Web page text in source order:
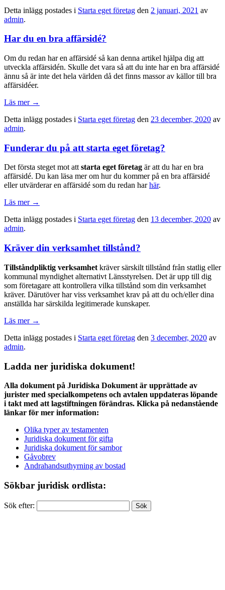
Detta inlägg postades i Starta eget företag den 2 januari, 2021 av
admin.
Har du en bra affärsidé?
Om du redan har en affärsidé så kan denna artikel hjälpa dig att
utveckla affärsidén. Skulle det vara så att du inte har en bra affärsidé
ännu så är inte det hela världen då det finns massor av källor till bra
affärsidéer.
Läs mer →
Detta inlägg postades i Starta eget företag den 23 december, 2020 av
admin.
Funderar du på att starta eget företag?
Det första steget mot attstarta eget företag är att du har en bra
affärsidé. Du kan läsa mer om hur du kommer på en bra affärsidé
eller utvärderar en affärsidé som du redan harhär.
Läs mer →
Detta inlägg postades i Starta eget företag den 13 december, 2020 av
admin.
Kräver din verksamhet tillstånd?
Tillståndpliktig verksamhet kräver särskilt tillstånd från statlig eller
kommunal myndighet alternativt Länsstyrelsen. Det är upp till dig
som företagare att kontrollera vilka tillstånd som din verksamhet
kräver. Därutöver har viss verksamhet krav på att du och/eller dina
anställda har särskilda legitimerade kunskaper.
Läs mer →
Detta inlägg postades i Starta eget företag den 3 december, 2020 av
admin.
Ladda ner juridiska dokument!
Alla dokument på Juridiska Dokument är upprättade av
jurister med specialkompetens och avtalen uppdateras löpande
i takt med att lagstiftningen förändras. Klicka på nedanstående
länkar för mer information:
Olika typer av testamenten
Juridiska dokument för gifta
Juridiska dokument för sambor
Gåvobrev
Andrahandsuthyrning av bostad
Sökbar juridisk ordlista:
Sök efter: